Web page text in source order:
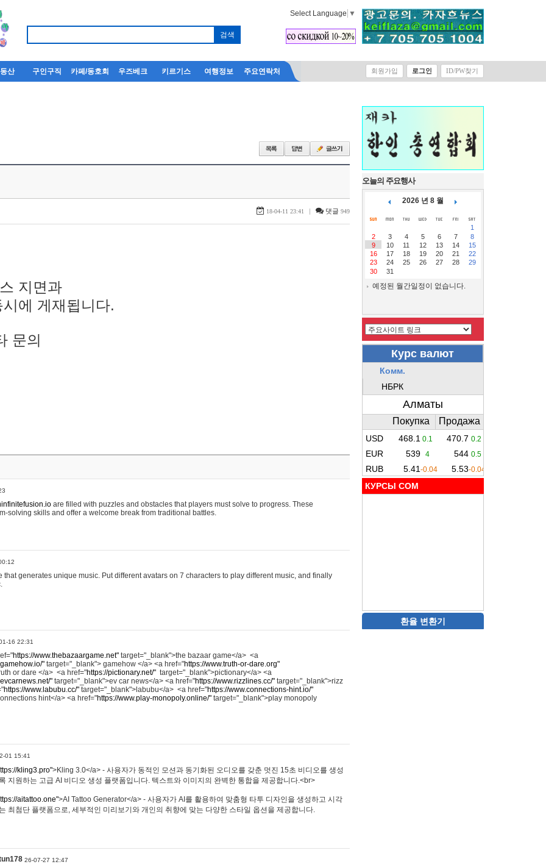
Select Language ▼
산 구인구직 카페/동호회 우즈베크 키르기스 여행정보 주요연락처 회원가입 로그인 ID/PW찾기
18-04-11 23:41 | 댓글 949
지면과
에 게재됩니다.
문의
are filled with puzzles and obstacles that players must solve to progress. These
solving skills and offer a welcome break from traditional battles.
that generates unique music. Put different avatars on 7 characters to play different music, and finally
16 22:31
https://www.thebazaargame.net" target="_blank">the bazaar game</a> <a
" target="_blank"> gamehow </a> <a href="https://www.truth-or-dare.org"
or dare </a> <a href="https://pictionary.net/" target="_blank">pictionary</a> <a
" target="_blank">ev car news</a> <a href="https://www.rizzlines.cc/" target="_blank">rizz
https://www.labubu.cc/" target="_blank">labubu</a> <a href="https://www.connections-hint.io/"
hint</a> <a href="https://www.play-monopoly.online/" target="_blank">play monopoly
01 15:41
kling3.pro">Kling 3.0</a> - 사용자가 동적인 모션과 동기화된 오디오를 갖춘 멋진 15초 비디오를 생성
지원하는 고급 AI 비디오 생성 플랫폼입니다. 텍스트와 이미지의 완벽한 통합을 제공합니다.<br>
aitattoo.one">AI Tattoo Generator</a> - 사용자가 AI를 활용하여 맞춤형 타투 디자인을 생성하고 시각
최첨단 플랫폼으로, 세부적인 미리보기와 개인의 취향에 맞는 다양한 스타일 옵션을 제공합니다.
26-07-27 12:47
오늘의 주요행사
2026 년 8 월
1
2
3 4 5 6 7
8
9
10 11 12 13 14
15
16
17 18 19 20 21
22
23
24 25 26 27 28
29
30
31
예정된 월간일정이 없습니다.
КУРСЫ COM
환율 변환기